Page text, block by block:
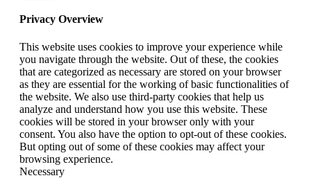
Privacy Overview
This website uses cookies to improve your experience while
you navigate through the website. Out of these, the cookies
that are categorized as necessary are stored on your browser
as they are essential for the working of basic functionalities of
the website. We also use third-party cookies that help us
analyze and understand how you use this website. These
cookies will be stored in your browser only with your
consent. You also have the option to opt-out of these cookies.
But opting out of some of these cookies may affect your
browsing experience.
Necessary